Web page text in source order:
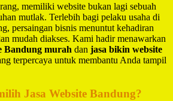
memiliki website bukan lagi sebuah
mutlak. Terlebih bagi pelaku usaha di
persaingan bisnis menuntut kehadiran
mudah diakses. Kami hadir menawarkan
Bandung murah dan jasa bikin website
terpercaya untuk membantu Anda tampil
Jasa Website Bandung?